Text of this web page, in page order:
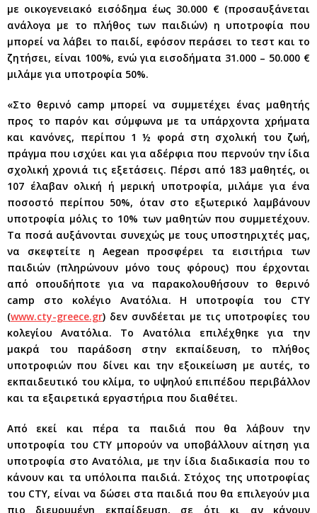
με οικογενειακό εισόδημα έως 30.000 € (προσαυξάνεται
ανάλογα με το πλήθος των παιδιών) η υποτροφία που
μπορεί να λάβει το παιδί, εφόσον περάσει το τεστ και το
ζητήσει, είναι 100%, ενώ για εισοδήματα 31.000 – 50.000 €
μιλάμε για υποτροφία 50%.
«Στο θερινό camp μπορεί να συμμετέχει ένας μαθητής
προς το παρόν και σύμφωνα με τα υπάρχοντα χρήματα
και κανόνες, περίπου 1 ½ φορά στη σχολική του ζωή,
πράγμα που ισχύει και για αδέρφια που περνούν την ίδια
σχολική χρονιά τις εξετάσεις. Πέρσι από 183 μαθητές, οι
107 έλαβαν ολική ή μερική υποτροφία, μιλάμε για ένα
ποσοστό περίπου 50%, όταν στο εξωτερικό λαμβάνουν
υποτροφία μόλις το 10% των μαθητών που συμμετέχουν.
Τα ποσά αυξάνονται συνεχώς με τους υποστηριχτές μας,
να σκεφτείτε η Aegean προσφέρει τα εισιτήρια των
παιδιών (πληρώνουν μόνο τους φόρους) που έρχονται
από οπουδήποτε για να παρακολουθήσουν το θερινό
camp στο κολέγιο Ανατόλια. Η υποτροφία του CTY
(www.cty-greece.gr) δεν συνδέεται με τις υποτροφίες του
κολεγίου Ανατόλια. Το Ανατόλια επιλέχθηκε για την
μακρά του παράδοση στην εκπαίδευση, το πλήθος
υποτροφιών που δίνει και την εξοικείωση με αυτές, το
εκπαιδευτικό του κλίμα, το υψηλού επιπέδου περιβάλλον
και τα εξαιρετικά εργαστήρια που διαθέτει.
Από εκεί και πέρα τα παιδιά που θα λάβουν την
υποτροφία του CTY μπορούν να υποβάλλουν αίτηση για
υποτροφία στο Ανατόλια, με την ίδια διαδικασία που το
κάνουν και τα υπόλοιπα παιδιά. Στόχος της υποτροφίας
του CTY, είναι να δώσει στα παιδιά που θα επιλεγούν μια
πιο διευρυμένη εκπαίδευση, σε ότι κι αν κάνουν